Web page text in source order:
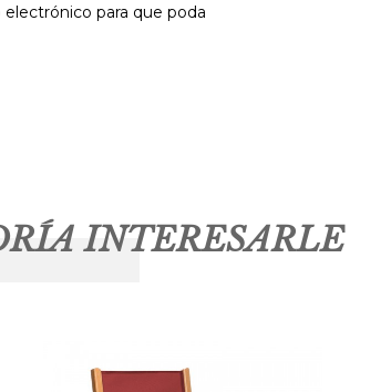
para que poda
INTERESARLE